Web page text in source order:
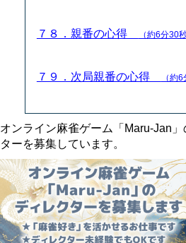
７８．親番の心得 （約6分30秒
７９．次局親番の心得 （約
オンライン麻雀ゲーム「Maru-Jan
ターを募集しています。